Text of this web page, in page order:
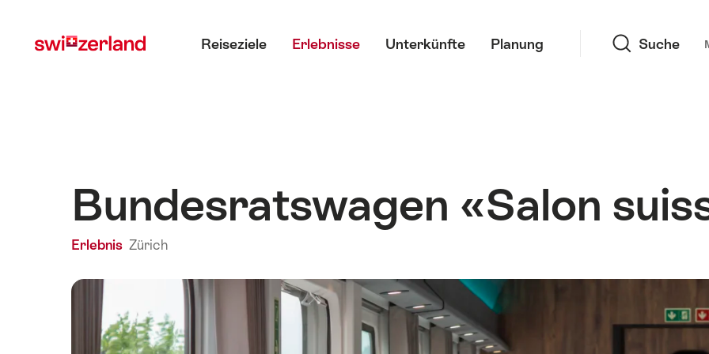
myswitzerland.com
Reiseziele Erlebnisse Unterkünfte Planung Suche
Bundesratswagen «Salon
Erlebnis Zürich